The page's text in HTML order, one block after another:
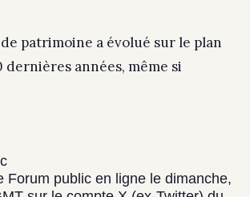
patrimoine a évolué sur le plan
dernières années, même si
Forum public en ligne le dimanche,